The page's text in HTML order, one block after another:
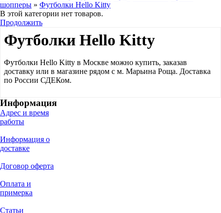
шопперы » Футболки Hello Kitty
В этой категории нет товаров.
Продолжить
Футболки Hello Kitty
Футболки Hello Kitty в Москве можно купить, заказав
доставку или в магазине рядом с м. Марьина Роща. Доставка
по России СДЕКом.
Информация
Адрес и время
работы
Информация о
доставке
Договор оферта
Оплата и
примерка
Статьи